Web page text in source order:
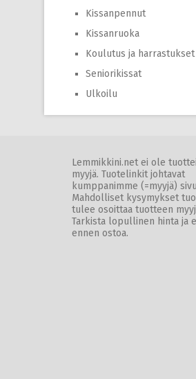
Kissanpennut
Kissanruoka
Koulutus ja harrastukset
Seniorikissat
Ulkoilu
Lemmikkini.net ei ole
myyjä. Tuotelinkit johtavat
kumppanimme (=myyjä)
Mahdolliset kysymykset
tulee osoittaa tuotteen
Tarkista lopullinen hinta ja
ennen ostoa.